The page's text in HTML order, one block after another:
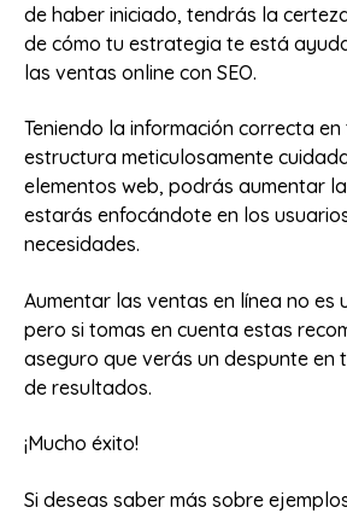
de haber iniciado, tendrás la
de cómo tu estrategia te está
las ventas online con SEO.
Teniendo la información correcta
estructura meticulosamente
elementos web, podrás aumentar
estarás enfocándote en los
necesidades.
Aumentar las ventas en línea no es
pero si tomas en cuenta estas
aseguro que verás un despunte en
de resultados.
¡Mucho éxito!
Si deseas saber más sobre